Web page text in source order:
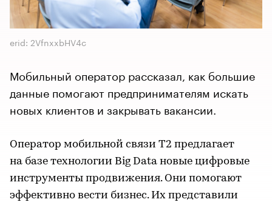
erid: 2VfnxxbHV4c
Мобильный оператор рассказал, как большие
данные помогают предпринимателям искать
новых клиентов и закрывать вакансии.
Оператор мобильной связи T2 предлагает
на базе технологии Big Data новые цифровые
инструменты продвижения. Они помогают
эффективно вести бизнес. Их представили